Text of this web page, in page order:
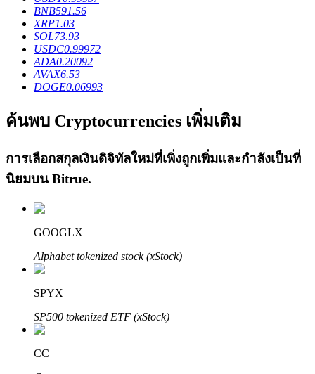
ลงทุนอัตโนมัติ
คว้าผลกำไรระยะยาวและผลประโยชน์ที่ยืดหยุ่น
เรียนรู้เกี่ยวกับการสร้างรายได้แบบพาสซีฟ
BNB591.56
XRP1.03
SOL73.93
USDC0.99972
ADA0.20092
AVAX6.53
DOGE0.06993
ค้นพบ Cryptocurrencies เพิ่มเติม
การเลือกสกุลเงินดิจิทัลใหม่ที่เพิ่งถูกเพิ่มและกำลังเป็นที่
นิยมบน Bitrue.
GOOGLX
Alphabet tokenized stock (xStock)
SPYX
SP500 tokenized ETF (xStock)
CC